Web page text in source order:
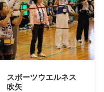
スポーツウエルネス
吹矢